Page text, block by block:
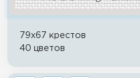
79x67 крестов
40 цветов